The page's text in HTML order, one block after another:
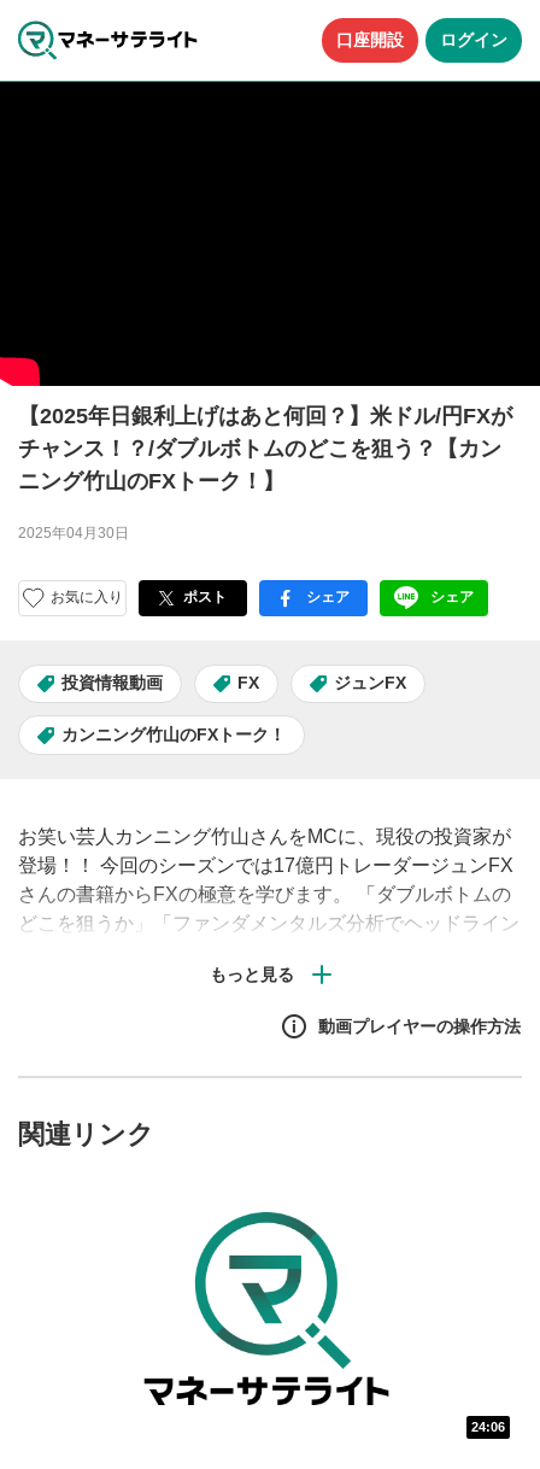
口座開設 ログイン
【2025年日銀利上げはあと何回？】米ドル/円FXが
チャンス！？/ダブルボトムのどこを狙う？【カン
ニング竹山のFXトーク！】
2025年04月30日
お気に入り ポスト facebook
シェア LINE
シェア
投資情報動画 FX ジュンFX
カンニング竹山のFXトーク！
お笑い芸人カンニング竹山さんをMCに、現役の投資家が
登場！！ 今回のシーズンでは17億円トレーダージュンFX
さんの書籍からFXの極意を学びます。 「ダブルボトムの
どこを狙うか」「ファンダメンタルズ分析でヘッドライン
動画プレイヤーの操作方法
関連リンク
24:06